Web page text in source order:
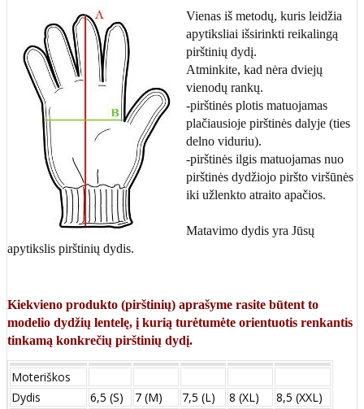
Vienas iš metodų, kuris leidžia
apytiksliai išsirinkti reikalingą
pirštinių dydį.
Atminkite, kad nėra dviejų
vienodų rankų.
-pirštinės plotis matuojamas
plačiausioje pirštinės dalyje (ties
delno viduriu).
-pirštinės ilgis matuojamas nuo
pirštinės dydžiojo piršto viršūnės
iki užlenkto atraito apačios.
Matavimo dydis yra Jūsų
apytikslis pirštinių dydis.
Kiekvieno produkto (pirštinių) aprašyme rasite būtent to
modelio dydžių lentelę, į kurią turėtumėte orientuotis renkantis
tinkamą konkrečių pirštinių dydį.
Moteriškos
Dydis
6,5 (S) 7 (M) 7,5 (L) 8 (XL)
8,5 (XXL)